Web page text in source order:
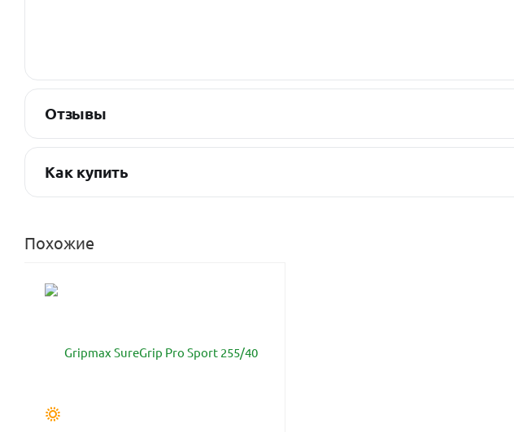
Отзывы
Как купить
Похожие